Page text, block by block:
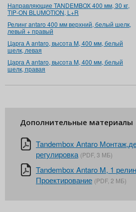
Направляющие TANDEMBOX 400 мм, 30 кг,
TIP-ON BLUMOTION, L+R
Релинг antaro 400 мм верхний, белый шелк,
левый + правый
Царга A antaro, высота M, 400 мм, белый
шелк, левая
Царга A antaro, высота M, 400 мм, белый
шелк, правая
Дополнительные материалы
Tandembox Antaro
регулировка (PDF, 3 МБ)
Tandembox Antaro M, 1
Проектирование (PDF, 2 МБ)